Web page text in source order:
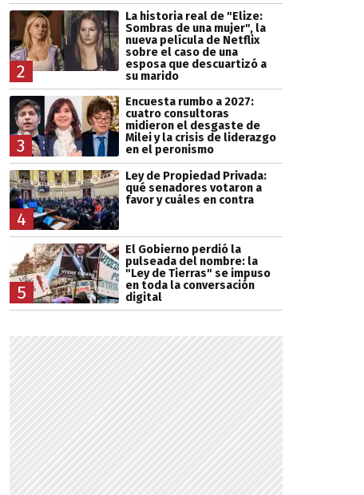
2
La historia real de "Elize:
Sombras de una mujer", la
nueva película de Netflix
sobre el caso de una
esposa que descuartizó a
su marido
3
Encuesta rumbo a 2027:
cuatro consultoras
midieron el desgaste de
Milei y la crisis de liderazgo
en el peronismo
4
Ley de Propiedad Privada:
qué senadores votaron a
favor y cuáles en contra
5
El Gobierno perdió la
pulseada del nombre: la
"Ley de Tierras" se impuso
en toda la conversación
digital